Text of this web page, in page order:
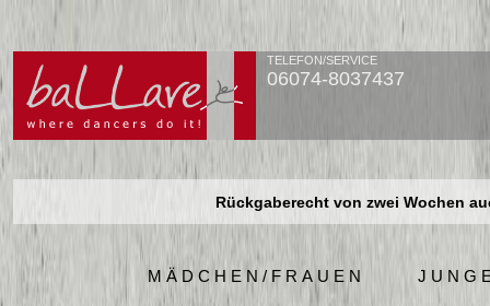
TELEFON/SERVICE
06074-8037437
Rückgaberecht von zwei Wochen
Rückgaberecht von zwei Wochen
MÄDCHEN/FRAUEN